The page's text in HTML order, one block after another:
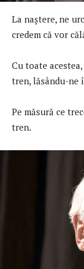
La naștere, ne
credem că vor
Cu toate
tren, lăsându-ne
Pe măsură ce
tren.